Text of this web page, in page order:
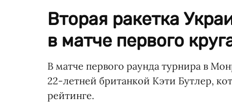
Вторая ракетка
в матче первого
В матче первого раунда турнира в
22-летней британкой Кэти Бутлер,
рейтинге.